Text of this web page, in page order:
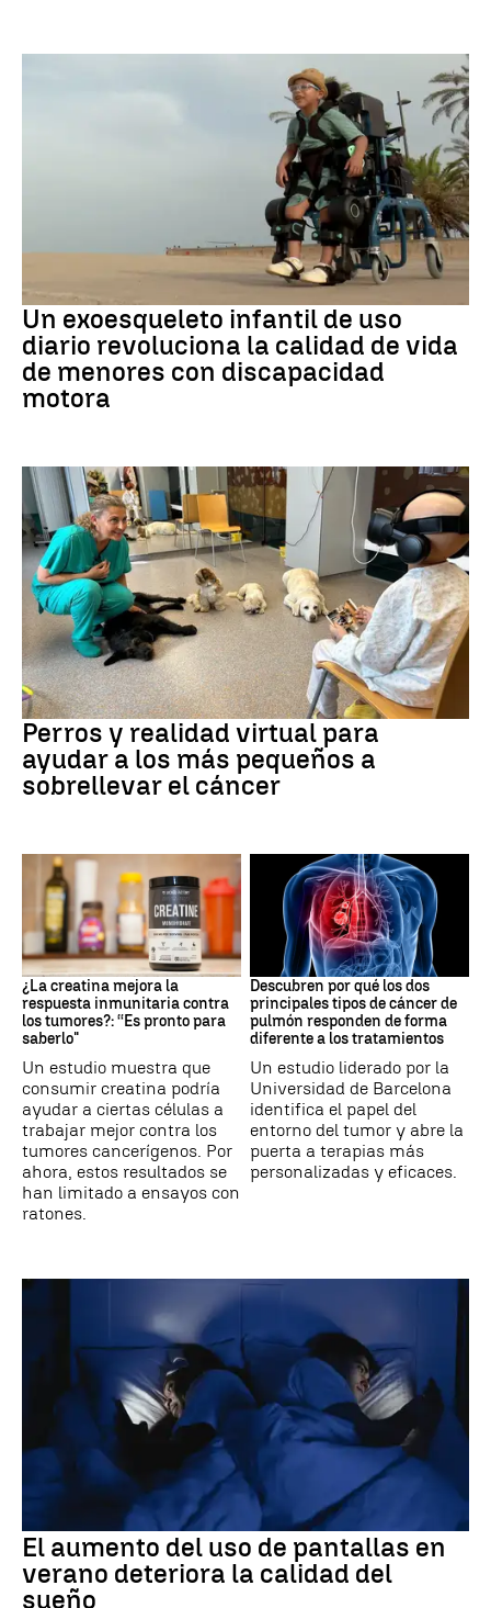
DISCAPACIDAD
Un exoesqueleto infantil de uso
diario revoluciona la calidad de vida
de menores con discapacidad
motora
Galicia
Perros y realidad virtual para
ayudar a los más pequeños a
sobrellevar el cáncer
Suplementos deportivos
¿La creatina mejora la
respuesta inmunitaria contra
los tumores?: “Es pronto para
saberlo"
Un estudio muestra que
consumir creatina podría
ayudar a ciertas células a
trabajar mejor contra los
tumores cancerígenos. Por
ahora, estos resultados se
han limitado a ensayos con
ratones.
Cáncer de pulmón
Descubren por qué los dos
principales tipos de cáncer de
pulmón responden de forma
diferente a los tratamientos
Un estudio liderado por la
Universidad de Barcelona
identifica el papel del
entorno del tumor y abre la
puerta a terapias más
personalizadas y eficaces.
El aumento del uso de pantallas en
verano deteriora la calidad del
sueño